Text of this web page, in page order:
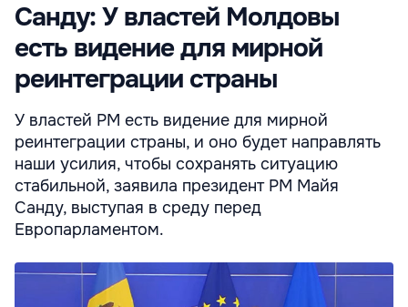
Санду: У властей Молдовы
есть видение для мирной
реинтеграции страны
У властей РМ есть видение для мирной
реинтеграции страны, и оно будет направлять
наши усилия, чтобы сохранять ситуацию
стабильной, заявила президент РМ Майя
Санду, выступая в среду перед
Европарламентом.